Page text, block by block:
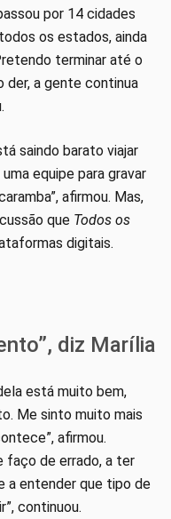
por 14 cidades
os estados, ainda
terminar até o
der, a gente continua
saindo barato viajar
equipe para gravar
afirmou. Mas,
que Todos os
digitais.
diz Marília
está muito bem,
Me sinto muito mais
afirmou.
faço de errado, a ter
a entender que tipo de
continuou.